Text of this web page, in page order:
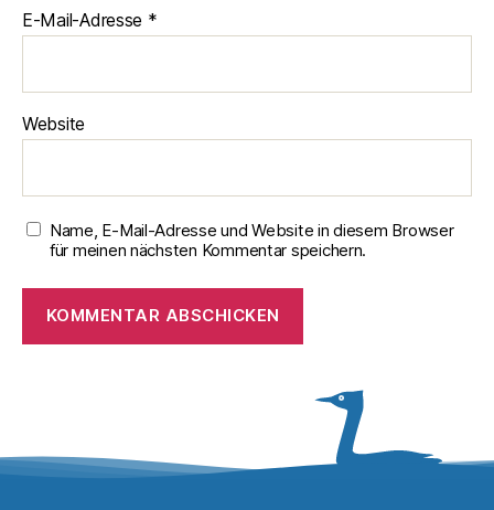
E-Mail-Adresse *
Website
Name, E-Mail-Adresse und Website in diesem Browser
für meinen nächsten Kommentar speichern.